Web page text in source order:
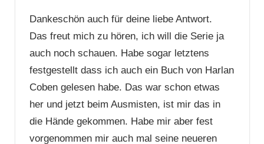
Dankeschön auch für deine liebe Antwort.
Das freut mich zu hören, ich will die Serie ja
auch noch schauen. Habe sogar letztens
festgestellt dass ich auch ein Buch von Harlan
Coben gelesen habe. Das war schon etwas
her und jetzt beim Ausmisten, ist mir das in
die Hände gekommen. Habe mir aber fest
vorgenommen mir auch mal seine neueren